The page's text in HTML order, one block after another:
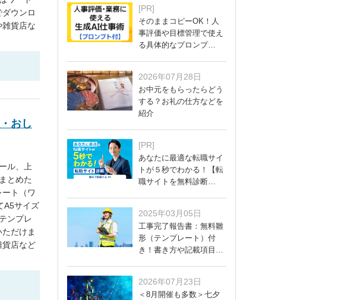
ウンロ
貨店な
おし
ル、上
とめた
ト（ワ
A5サイズ
ンプレ
だけま
貨店など
[PR]
そのままコピーOK！人
事評価や目標管理で使え
る具体的なプロンプ…
2026年07月28日
お中元をもらったらどう
する？お礼の仕方などを
紹介
[PR]
あなたに最適な転職サイ
トが５秒でわかる！【転
職サイトを無料診断…
2025年03月05日
工事完了報告書：無料雛
形（テンプレート）付
き！書き方や記載項目…
2026年07月23日
＜8月開催も多数＞七夕